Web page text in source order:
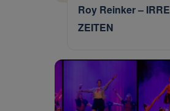
Roy Reinker – IRRE
ZEITEN